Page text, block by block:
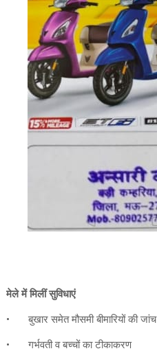
मेले में मिलीं सुविधाएं
•
बुखार समेत मौसमी बीमारियों की जांच
•
गर्भवती व बच्चों का टीकाकरण